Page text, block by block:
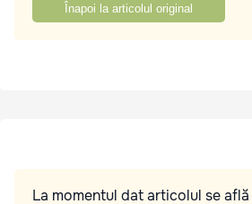
Înapoi la articolul original
La momentul dat articolul se